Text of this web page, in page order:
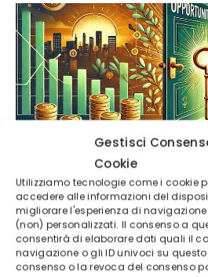
Gestisci
Cookie
Utilizziamo tecnologie come i cookie
accedere alle informazioni del
migliorare l'esperienza di
(non) personalizzati. Il consenso a
consentirà di elaborare dati quali il
navigazione o gli ID univoci su
consenso o la revoca del consenso
Calendario trimestrali Borsa Italiana
Calendario trimestrali
uscita aprile-maggio 2026